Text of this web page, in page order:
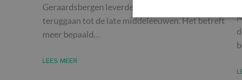
Geraardsbergen leverde sporen op die
teruggaan tot de late middeleeuwen. Het betreft
meer bepaald…
LEES MEER
Strikt